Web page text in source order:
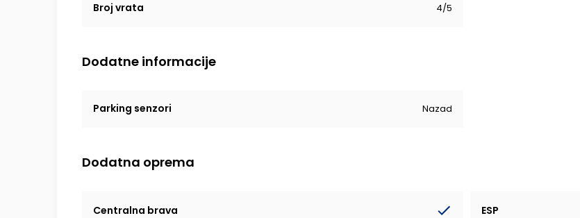
Broj vrata 4/5
Dodatne informacije
Parking senzori Nazad
Dodatna oprema
Centralna brava ESP